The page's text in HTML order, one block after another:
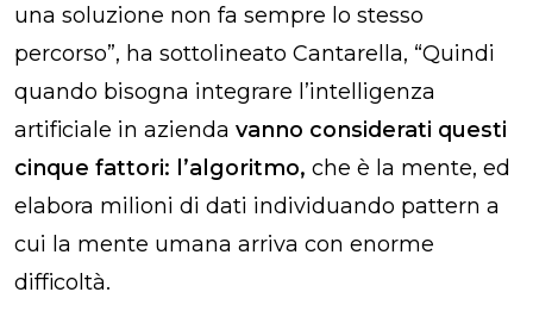
una soluzione non fa sempre lo stesso
percorso”, ha sottolineato Cantarella, “Quindi
quando bisogna integrare l’intelligenza
artificiale in azienda vanno considerati questi
cinque fattori: l’algoritmo, che è la mente, ed
elabora milioni di dati individuando pattern a
cui la mente umana arriva con enorme
difficoltà.